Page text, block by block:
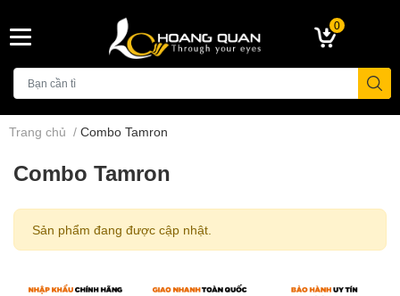
0
Trang chủ / Combo Tamron
Combo Tamron
Sản phẩm đang được cập nhật.